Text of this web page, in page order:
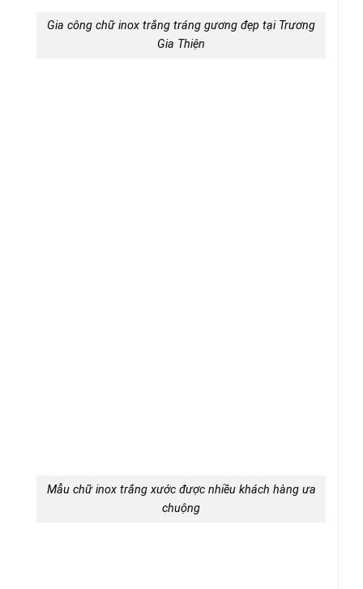
Gia công chữ inox trắng tráng gương đẹp tại Trương
Gia Thiện
Mẫu chữ inox trắng xước được nhiều khách hàng ưa
chuộng